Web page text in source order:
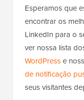
Esperamos que
encontrar os
LinkedIn para o
ver nossa lista
WordPresse
de notificação
seus visitantes